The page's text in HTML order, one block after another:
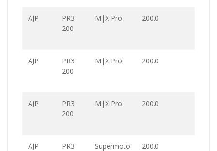
AJP
PR3
200
M|X Pro 200.0
AJP
PR3
200
M|X Pro 200.0
AJP
PR3
200
M|X Pro 200.0
AJP
PR3
Supermoto 200.0